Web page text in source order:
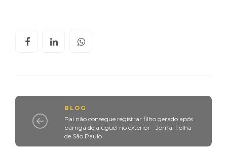
BLOG
Pai não consegue registrar filho gerado após
barriga de aluguel no exterior - Jornal Folha
de São Paulo